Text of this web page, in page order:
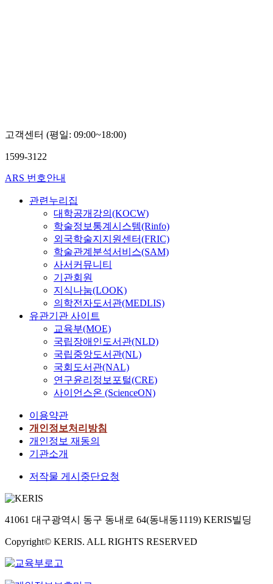
고객센터 (평일: 09:00~18:00)
1599-3122
ARS 번호안내
관련누리집
대학공개강의(KOCW)
학술정보통계시스템(Rinfo)
외국학술지지원센터(FRIC)
학술관계분석서비스(SAM)
사서커뮤니티
기관회원
지식나눔(LOOK)
의학전자도서관(MEDLIS)
유관기관 사이트
교육부(MOE)
국립장애인도서관(NLD)
국립중앙도서관(NL)
국회도서관(NAL)
연구윤리정보포털(CRE)
사이언스온 (ScienceON)
이용약관
개인정보처리방침
개인정보 재동의
기관소개
저작물 게시중단요청
41061 대구광역시 동구 동내로 64(동내동1119) KERIS빌딩
Copyright© KERIS. ALL RIGHTS RESERVED